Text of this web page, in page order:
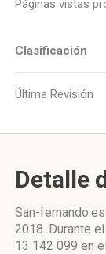
Páginas vistas
Clasificación
Última Revisión
Detalle
San-
2018. Durante
13 142 099 en